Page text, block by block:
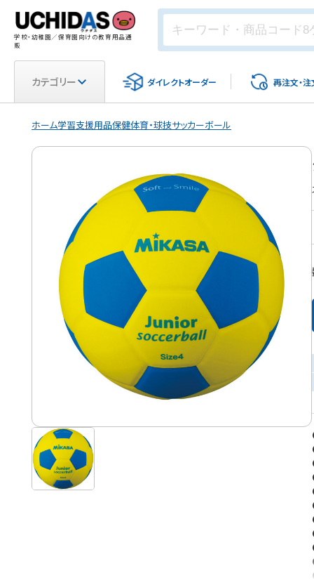
学校・幼稚園／保育園向けの教育用品通
販
カテゴリー ダイレクトオーダー 再注文・注
ホーム学習支援用品保健体育・球技サッカーボール